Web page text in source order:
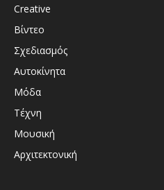
Creative
Βίντεο
Σχεδιασμός
Αυτοκίνητα
Μόδα
Τέχνη
Μουσική
Αρχιτεκτονική